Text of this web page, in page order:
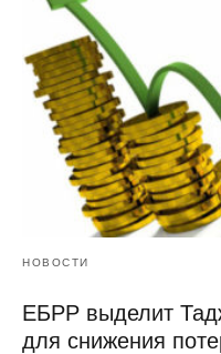
НОВОСТИ
ЕБРР выделит
для снижения